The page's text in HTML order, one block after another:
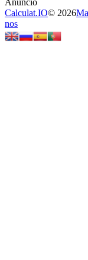
Calculat.IO© 2026
nos